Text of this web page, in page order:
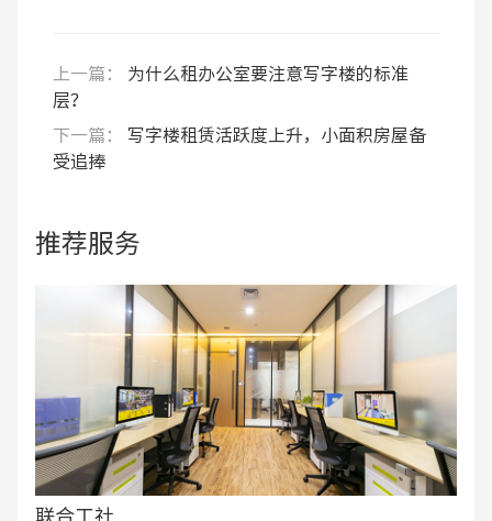
上一篇：
为什么租办公室要注意写字楼的标准
层？
下一篇：
写字楼租赁活跃度上升，小面积房屋备
受追捧
推荐服务
联合工社